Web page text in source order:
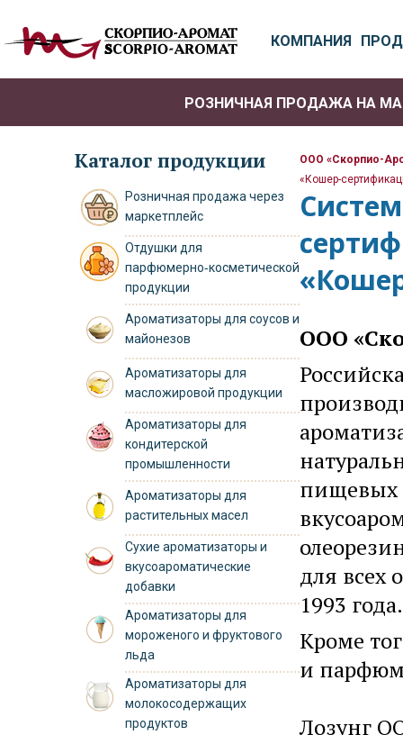
КОМПАНИЯ
РОЗНИЧНАЯ ПРОДАЖА НА
Каталог продукции
Розничная продажа через
маркетплейс
Отдушки для
парфюмерно‑косметической
продукции
Ароматизаторы для соусов и
майонезов
Ароматизаторы для
масложировой продукции
Ароматизаторы для
кондитерской
промышленности
Ароматизаторы для
растительных масел
Сухие ароматизаторы и
вкусоароматические
добавки
Ароматизаторы для
мороженого и фруктового
льда
Ароматизаторы для
молокосодержащих
продуктов
ООО «Скорпио-
«Кошер-
ООО
пищевых
для всех
1993 года.
Кроме
и
Лозунг